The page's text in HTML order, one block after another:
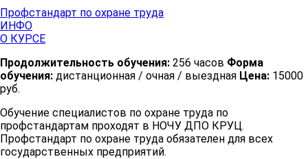
Профстандарт по охране труда
ИНФО
О КУРСЕ
Продолжительность обучения: 256 часов Форма
обучения: дистанционная / очная / выездная Цена: 15000
руб.
Обучение специалистов по охране труда по
профстандартам проходят в НОЧУ ДПО КРУЦ.
Профстандарт по охране труда обязателен для всех
государственных предприятий.